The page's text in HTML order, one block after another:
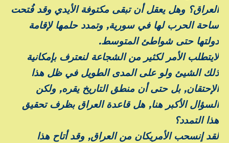
العراق؟ وهل يعقل أن تبقى مكتوفة الأيدي وقد فُتحت
ساحة الحرب لها في سورية, وتمدد حلمها لإقامة
دولتها حتى شواطئ المتوسط.
لايتطلب الأمر لكثير من الشجاعة لنعترف بإمكانية
ذلك الشيئ ولو على المدى الطويل في ظل هذا
الإحتقان, بل حتى أن منطق التاريخ يقره, ولكن
السؤال الأكبر هنا, هل قاعدة العراق بظرف تحقيق
هذا التمدد؟
لقد إنسحب الأمريكان من العراق, وقد أتاح هذا